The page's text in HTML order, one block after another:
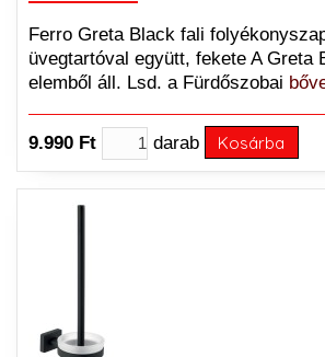
Ferro Greta Black fali
üvegtartóval együtt, fekete A Greta
elemből áll. Lsd. a Fürdőszobai
9.990 Ft darab Kosárba